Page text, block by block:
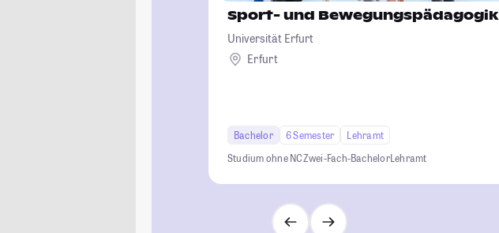
Sport- und Bewegungspädagogik
Universität Erfurt
Erfurt
Bachelor 6 Semester
Lehramt
Studium ohne NCZwei-Fach-BachelorLehramt